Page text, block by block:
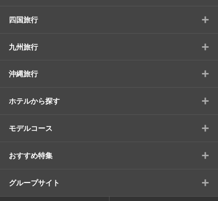
四国旅行 +
九州旅行 +
沖縄旅行 +
ホテルから探す +
モデルコース +
おすすめ特集 +
グループサイト +